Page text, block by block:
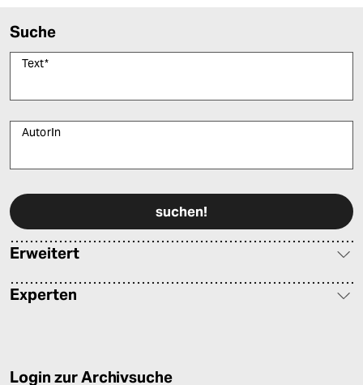
Suche
Text*
AutorIn
Erweitert
Experten
Login zur Archivsuche